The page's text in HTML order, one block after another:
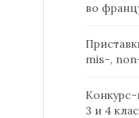
во
mis-,
Конкурс-
3 и 4